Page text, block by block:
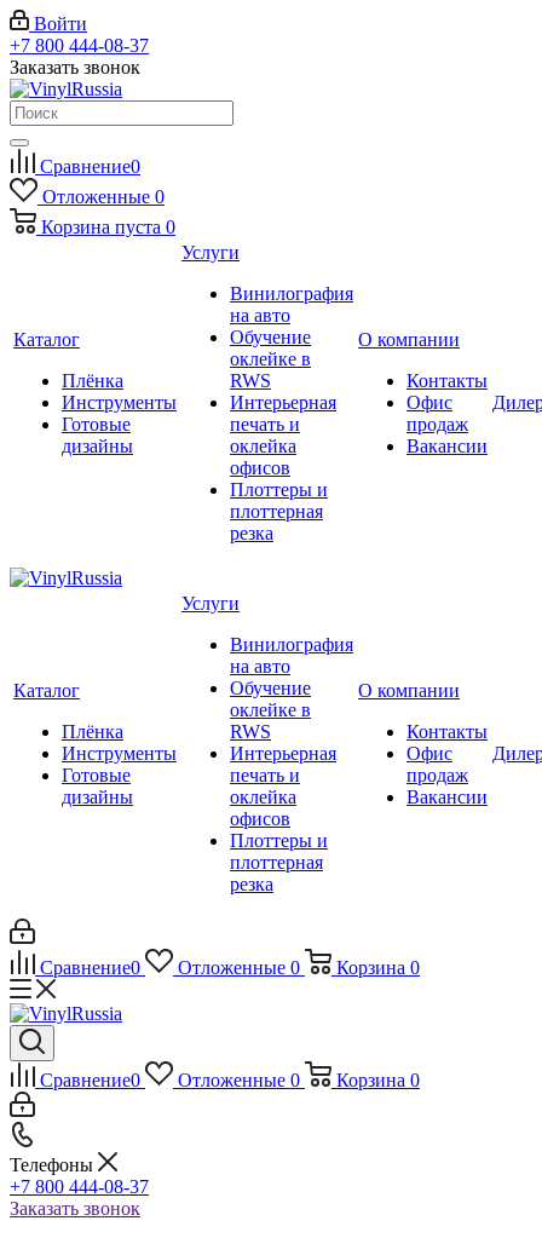
Войти
+7 800 444-08-37
Заказать звонок
Сравнение0
Отложенные 0
Корзина пуста 0
Каталог
Плёнка
Инструменты
Готовые
дизайны
Услуги
Винилография
на авто
Обучение
оклейке в
RWS
Интерьерная
печать и
оклейка
офисов
Плоттеры и
плоттерная
резка
О компании
Контакты
Офис
продаж
Вакансии
Каталог
Плёнка
Инструменты
Готовые
дизайны
Услуги
Винилография
на авто
Обучение
оклейке в
RWS
Интерьерная
печать и
оклейка
офисов
Плоттеры и
плоттерная
резка
О компании
Контакты
Офис
продаж
Вакансии
Сравнение0 Отложенные 0 Корзина 0
Сравнение0 Отложенные 0 Корзина 0
Телефоны
+7 800 444-08-37
Заказать звонок